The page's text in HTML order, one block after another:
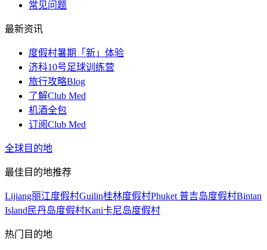
常见问题
最新资讯
度假村暑期「新」体验
济科10号足球训练营
旅行攻略Blog
了解Club Med
机酒全包
订阅Club Med
全球目的地
最佳目的地推荐
Lijiang丽江度假村Guilin桂林度假村Phuket 普吉岛度假村Bintan
Island民丹岛度假村Kani卡尼岛度假村
热门目的地